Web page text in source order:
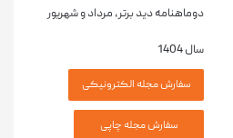
دوماهنامه دید برتر، مرداد و شهریور
سال 1404